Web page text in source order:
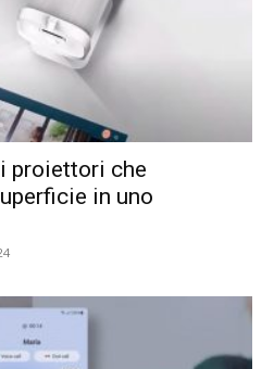
proiettori che
in uno